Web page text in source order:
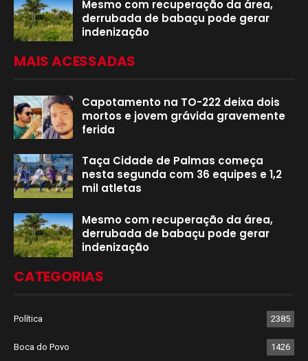
Mesmo com recuperação da área,
derrubada de babaçu pode gerar
indenização
MAIS ACESSADAS
Capotamento na TO-222 deixa dois
mortos e jovem grávida gravemente
ferida
Taça Cidade de Palmas começa
nesta segunda com 36 equipes e 1,2
mil atletas
Mesmo com recuperação da área,
derrubada de babaçu pode gerar
indenização
CATEGORIAS
Política 2385
Boca do Povo 1426